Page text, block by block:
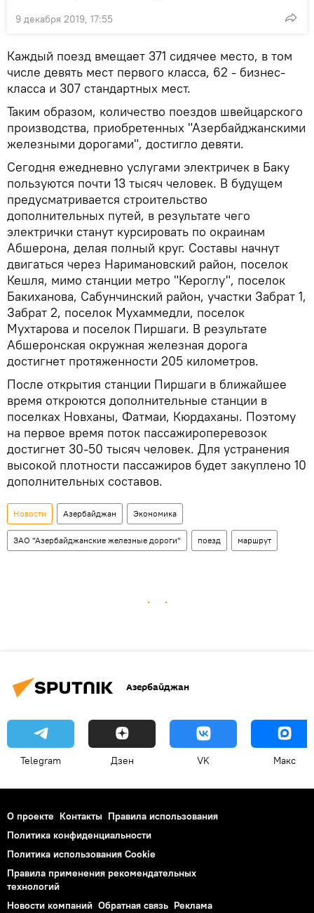
9 декабря 2019, 17:55
Каждый поезд вмещает 371 сидячее место, в том
числе девять мест первого класса, 62 - бизнес-
класса и 307 стандартных мест.
Таким образом, количество поездов швейцарского
производства, приобретенных "Азербайджанскими
железными дорогами", достигло девяти.
Сегодня ежедневно услугами электричек в Баку
пользуются почти 13 тысяч человек. В будущем
предусматривается строительство
дополнительных путей, в результате чего
электрички станут курсировать по окраинам
Абшерона, делая полный круг. Составы начнут
двигаться через Наримановский район, поселок
Кешля, мимо станции метро "Кероглу", поселок
Бакиханова, Сабунчинский район, участки Забрат 1,
Забрат 2, поселок Мухаммедли, поселок
Мухтарова и поселок Пиршаги. В результате
Абшеронская окружная железная дорога
достигнет протяженности 205 километров.
После открытия станции Пиршаги в ближайшее
время откроются дополнительные станции в
поселках Новханы, Фатмаи, Кюрдаханы. Поэтому
на первое время поток пассажироперевозок
достигнет 30-50 тысяч человек. Для устранения
высокой плотности пассажиров будет закуплено 10
дополнительных составов.
Новости Азербайджан Экономика
ЗАО "Азербайджанские железные дороги" поезд маршрут
Азербайджан
Telegram Дзен VK Макс
О проекте Контакты Правила использования
Политика конфиденциальности
Политика использования Cookie
Правила применения рекомендательных
технологий
Новости компаний Обратная связь Реклама